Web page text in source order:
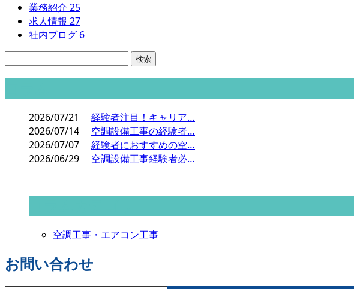
業務紹介 25
求人情報 27
社内ブログ 6
2026/07/21
経験者注目！キャリア…
2026/07/14
空調設備工事の経験者…
2026/07/07
経験者におすすめの空…
2026/06/29
空調設備工事経験者必…
空調工事・エアコン工事
お問い合わせ